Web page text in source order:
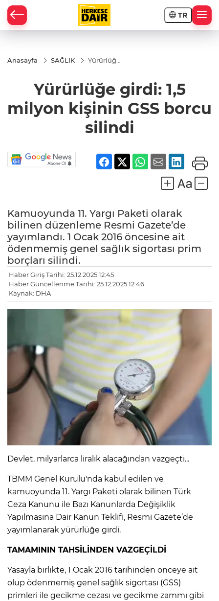
TR
Anasayfa SAĞLIK
Yürürlüğe
kişinin
GSS
borcu
silindi
Yürürlüğe girdi: 1,5
milyon kişinin GSS borcu
silindi
Kamuoyunda 11. Yargı Paketi olarak
bilinen düzenleme Resmi Gazete’de
yayımlandı. 1 Ocak 2016 öncesine ait
ödenmemiş genel sağlık sigortası prim
borçları silindi.
Haber Giriş Tarihi: 25.12.2025 12:45
Haber Güncellenme Tarihi: 25.12.2025 12:46
Kaynak: DHA
Devlet, milyarlarca liralık alacağından vazgeçti...
TBMM Genel Kurulu'nda kabul edilen ve
kamuoyunda 11. Yargı Paketi olarak bilinen Türk
Ceza Kanunu ile Bazı Kanunlarda Değişiklik
Yapılmasına Dair Kanun Teklifi, Resmi Gazete’de
yayımlanarak yürürlüğe girdi.
TAMAMININ TAHSİLİNDEN VAZGEÇİLDİ
Yasayla birlikte, 1 Ocak 2016 tarihinden önceye ait
olup ödenmemiş genel sağlık sigortası (GSS)
primleri ile gecikme cezası ve gecikme zammı gibi